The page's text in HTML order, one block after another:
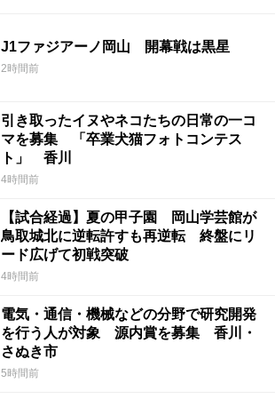
J1ファジアーノ岡山 開幕戦は黒星
2時間前
引き取ったイヌやネコたちの日常の一コ
マを募集 「卒業犬猫フォトコンテス
ト」 香川
4時間前
【試合経過】夏の甲子園 岡山学芸館が
鳥取城北に逆転許すも再逆転 終盤にリ
ード広げて初戦突破
4時間前
電気・通信・機械などの分野で研究開発
を行う人が対象 源内賞を募集 香川・
さぬき市
5時間前